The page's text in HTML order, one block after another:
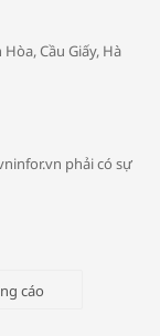
tránh bệnh
tiết giao mùa
Cầu Giấy, Hà
phải có sự
cáo